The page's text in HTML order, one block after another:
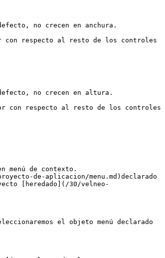
no crecen en anchura.
con respecto al resto de los controles
no crecen en altura.
con respecto al resto de los controles
de contexto.
de-aplicacion/menu.md)declarado
[heredado](/30/velneo-
el objeto menú declarado